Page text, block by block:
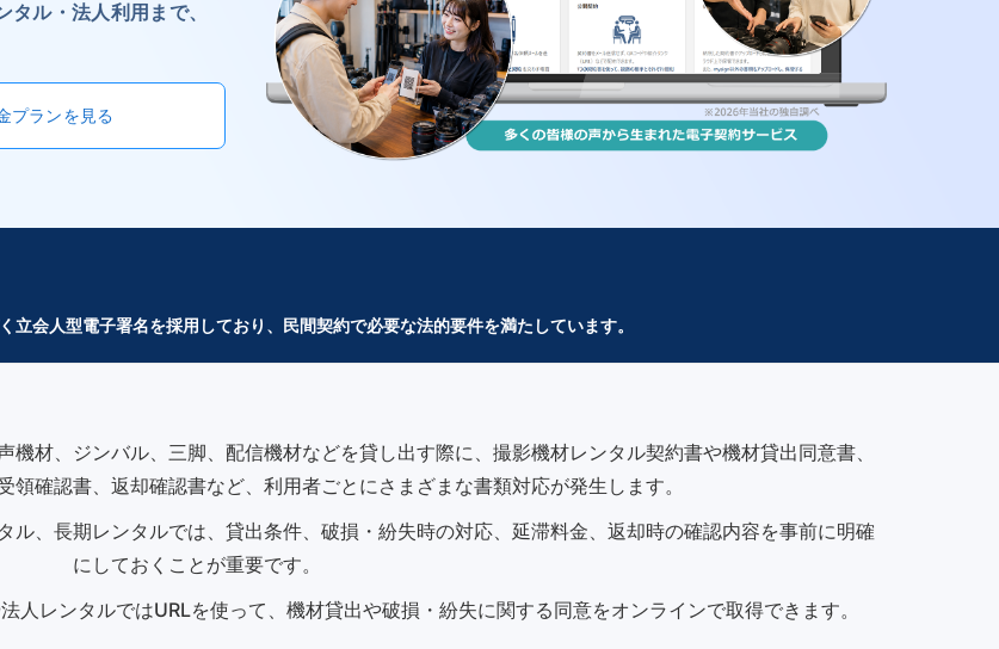
ル・法人利用まで、
プランを見る
会人型電子署名を採用しており、民間契約で必要な法的要件を満たしています。
材、ジンバル、三脚、配信機材などを貸し出す際に、撮影機材レンタル契約書や機材貸出同意書、
領確認書、返却確認書など、利用者ごとにさまざまな書類対応が発生します。
、長期レンタルでは、貸出条件、破損・紛失時の対応、延滞料金、返却時の確認内容を事前に明確
にしておくことが重要です。
人レンタルではURLを使って、機材貸出や破損・紛失に関する同意をオンラインで取得できます。